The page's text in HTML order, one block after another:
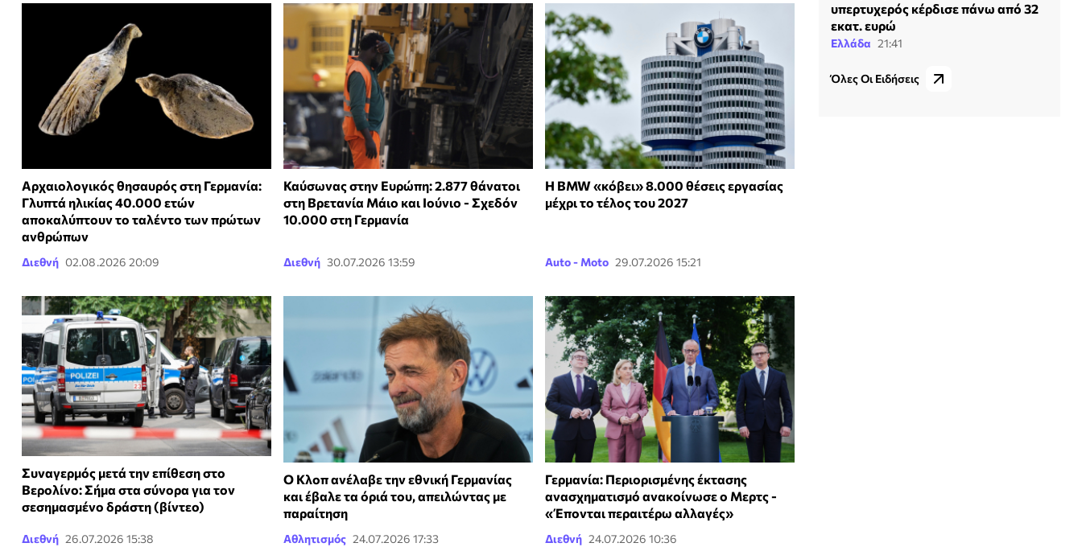
Αρχαιολογικός θησαυρός στη Γερμανία:
Γλυπτά ηλικίας 40.000 ετών
αποκαλύπτουν το ταλέντο των πρώτων
ανθρώπων
Διεθνή 02.08.2026 20:09
Καύσωνας στην Ευρώπη: 2.877 θάνατοι
στη Βρετανία Μάιο και Ιούνιο - Σχεδόν
10.000 στη Γερμανία
Διεθνή 30.07.2026 13:59
H ΒMW «κόβει» 8.000 θέσεις εργασίας
μέχρι το τέλος του 2027
Auto - Moto 29.07.2026 15:21
Συναγερμός μετά την επίθεση στο
Βερολίνο: Σήμα στα σύνορα για τον
σεσημασμένο δράστη (βίντεο)
Διεθνή 26.07.2026 15:38
Ο Κλοπ ανέλαβε την εθνική Γερμανίας
και έβαλε τα όριά του, απειλώντας με
παραίτηση
Αθλητισμός 24.07.2026 17:33
Γερμανία: Περιορισμένης έκτασης
ανασχηματισμό ανακοίνωσε ο Μερτς -
«Έπονται περαιτέρω αλλαγές»
Διεθνή 24.07.2026 10:36
υπερτυχερός κέρδισε πάνω από 32
εκατ. ευρώ
Ελλάδα 21:41
Όλες Οι Ειδήσεις